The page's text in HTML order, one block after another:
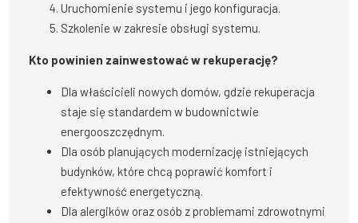
Uruchomienie systemu i jego konfiguracja.
Szkolenie w zakresie obsługi systemu.
Kto powinien zainwestować w rekuperację?
Dla właścicieli nowych domów, gdzie rekuperacja
staje się standardem w budownictwie
energooszczędnym.
Dla osób planujących modernizację istniejących
budynków, które chcą poprawić komfort i
efektywność energetyczną.
Dla alergików oraz osób z problemami zdrowotnymi